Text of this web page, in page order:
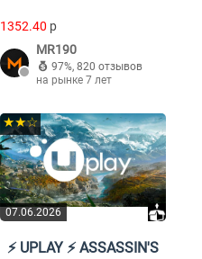
1352.40 p
MR190
97%, 820 отзывов
на рынке 7 лет
07.06.2026
★★☆
⚡️ UPLAY ⚡️ ASSASSIN'S